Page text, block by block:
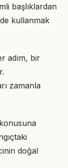
başlıklardan
kullanmak
adım, bir
zamanla
doğal